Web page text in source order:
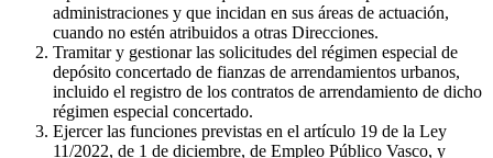
administraciones y que incidan en sus áreas de actuación,
cuando no estén atribuidos a otras Direcciones.
Tramitar y gestionar las solicitudes del régimen especial de
depósito concertado de fianzas de arrendamientos urbanos,
incluido el registro de los contratos de arrendamiento de dicho
régimen especial concertado.
Ejercer las funciones previstas en el artículo 19 de la Ley
11/2022, de 1 de diciembre, de Empleo Público Vasco, y